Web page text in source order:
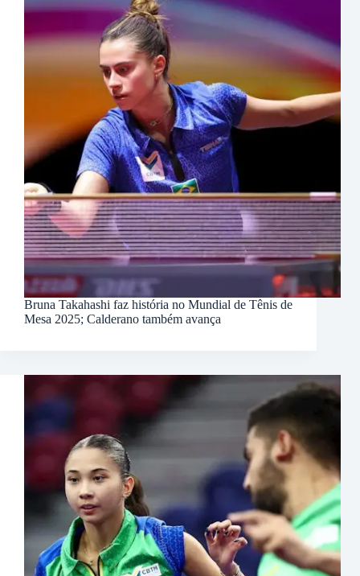
Bruna Takahashi faz história no Mundial de Tênis de
Mesa 2025; Calderano também avança